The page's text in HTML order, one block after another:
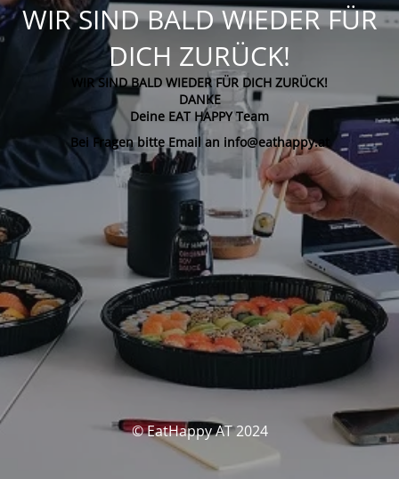
WIR SIND BALD WIEDER FÜR
DICH ZURÜCK!
WIR SIND BALD WIEDER FÜR DICH ZURÜCK!
DANKE
Deine EAT HAPPY Team
Bei Fragen bitte Email an info@eathappy.at
© EatHappy AT 2024